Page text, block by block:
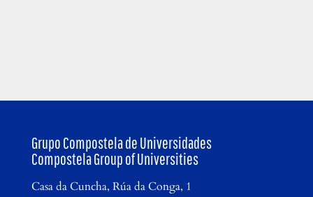
Grupo Compostela de Universidades
Compostela Group of Universities
Casa da Cuncha, Rúa da Conga, 1